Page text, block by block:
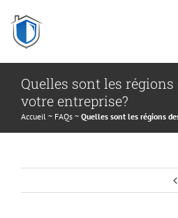
au
contenu
Spray Seal
À propos
Quelles sont les
votre entreprise?
Accueil ~ FAQs ~ Quelles sont les régions